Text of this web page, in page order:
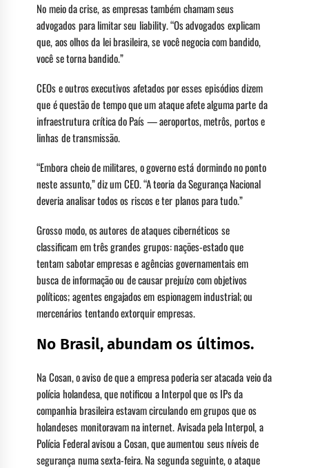
No meio da crise, as empresas também chamam seus
advogados para limitar seu liability. “Os advogados explicam
que, aos olhos da lei brasileira, se você negocia com bandido,
você se torna bandido.”
CEOs e outros executivos afetados por esses episódios dizem
que é questão de tempo que um ataque afete alguma parte da
infraestrutura crítica do País — aeroportos, metrôs, portos e
linhas de transmissão.
“Embora cheio de militares, o governo está dormindo no ponto
neste assunto,” diz um CEO. “A teoria da Segurança Nacional
deveria analisar todos os riscos e ter planos para tudo.”
Grosso modo, os autores de ataques cibernéticos se
classificam em três grandes grupos: nações-estado que
tentam sabotar empresas e agências governamentais em
busca de informação ou de causar prejuízo com objetivos
políticos; agentes engajados em espionagem industrial; ou
mercenários tentando extorquir empresas.
No Brasil, abundam os últimos.
Na Cosan, o aviso de que a empresa poderia ser atacada veio da
polícia holandesa, que notificou a Interpol que os IPs da
companhia brasileira estavam circulando em grupos que os
holandeses monitoravam na internet. Avisada pela Interpol, a
Polícia Federal avisou a Cosan, que aumentou seus níveis de
segurança numa sexta-feira. Na segunda seguinte, o ataque